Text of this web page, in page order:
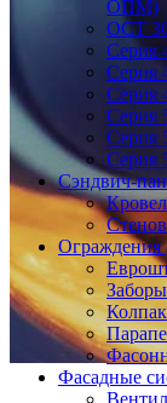
ОПМ)
ОСТ
Серия
Серия
Серия
Серия
Серия
Серия
Сэндвич-
Ограждения
Фасадные